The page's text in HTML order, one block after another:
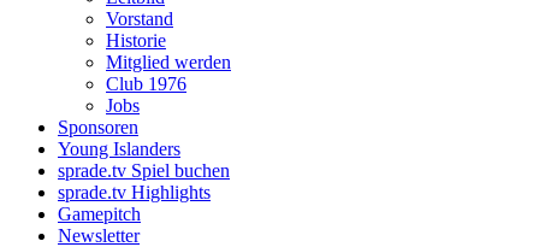
Vorstand
Historie
Mitglied werden
Club 1976
Jobs
Sponsoren
Young Islanders
sprade.tv Spiel buchen
sprade.tv Highlights
Gamepitch
Newsletter